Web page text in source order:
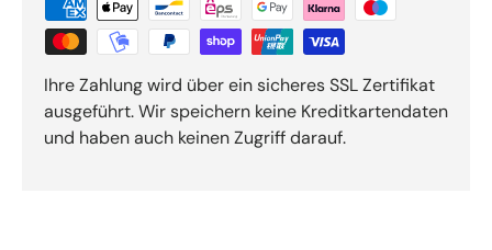
Ihre Zahlung wird über ein sicheres SSL Zertifikat
ausgeführt. Wir speichern keine Kreditkartendaten
und haben auch keinen Zugriff darauf.